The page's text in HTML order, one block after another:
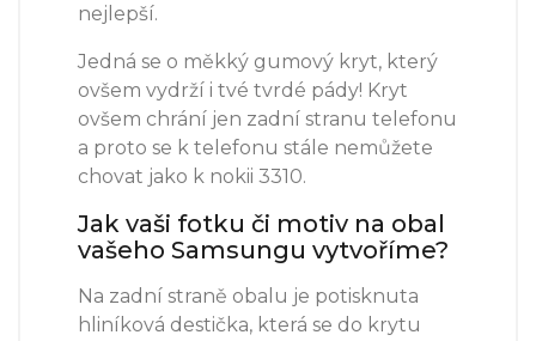
nejlepší.
Jedná se o měkký gumový kryt, který
ovšem vydrží i tvé tvrdé pády! Kryt
ovšem chrání jen zadní stranu telefonu
a proto se k telefonu stále nemůžete
chovat jako k nokii 3310.
Jak vaši fotku či motiv na obal
vašeho Samsungu vytvoříme?
Na zadní straně obalu je potisknuta
hliníková destička, která se do krytu